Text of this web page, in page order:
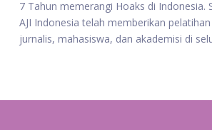
7 Tahun memerangi Hoaks di Indonesia.
AJI Indonesia telah memberikan
jurnalis, mahasiswa, dan akademisi di